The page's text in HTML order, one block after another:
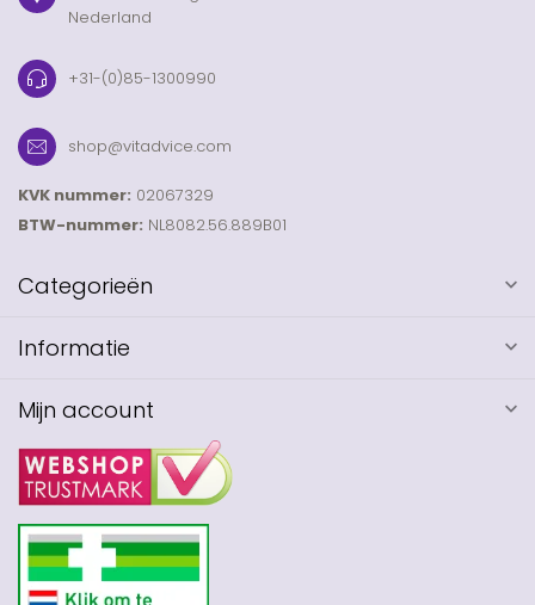
Nederland
+31-(0)85-1300990
shop@vitadvice.com
KVK nummer: 02067329
BTW-nummer: NL8082.56.889B01
Categorieën
Informatie
Mijn account